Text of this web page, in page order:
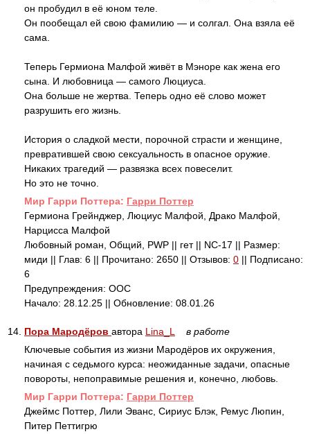
он пробудил в её юном теле.
Он пообещал ей свою фамилию — и солгал. Она взяла её
сама.
Теперь Гермиона Малфой живёт в Мэноре как жена его
сына. И любовница — самого Люциуса.
Она больше не жертва. Теперь одно её слово может
разрушить его жизнь.
История о сладкой мести, порочной страсти и женщине,
превратившей свою сексуальность в опасное оружие.
Никаких трагедий — развязка всех повеселит.
Но это не точно.
Mир Гарри Поттера: Гарри Поттер
Гермиона Грейнджер, Люциус Малфой, Драко Малфой,
Нарцисса Малфой
Любовный роман, Общий, PWP || гет || NC-17 || Размер:
миди || Глав: 6 || Прочитано: 2650 || Отзывов: 0 || Подписано:
6
Предупреждения: ООС
Начало: 28.12.25 || Обновление: 08.01.26
14. Пора Мародёров автора Lina_L
в работе
Ключевые события из жизни Мародёров их окружения,
начиная с седьмого курса: неожиданные задачи, опасные
повороты, непоправимые решения и, конечно, любовь.
Mир Гарри Поттера: Гарри Поттер
Джеймс Поттер, Лили Эванс, Сириус Блэк, Ремус Люпин,
Питер Петтигрю